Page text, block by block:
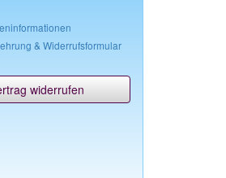
& Widerrufsformular
widerrufen